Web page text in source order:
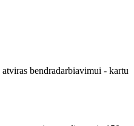
bendradarbiavimui - kartu